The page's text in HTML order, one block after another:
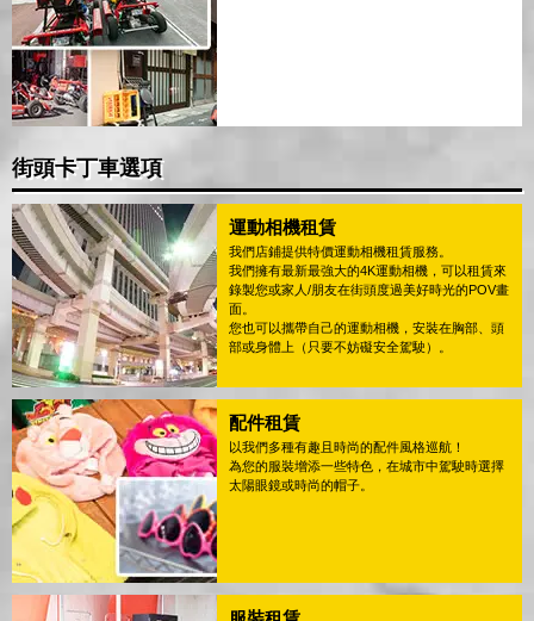
街頭卡丁車選項
運動相機租賃
我們店鋪提供特價運動相機租賃服務。
我們擁有最新最強大的4K運動相機，可以租賃來
錄製您或家人/朋友在街頭度過美好時光的POV畫
面。
您也可以攜帶自己的運動相機，安裝在胸部、頭
部或身體上（只要不妨礙安全駕駛）。
配件租賃
以我們多種有趣且時尚的配件風格巡航！
為您的服裝增添一些特色，在城市中駕駛時選擇
太陽眼鏡或時尚的帽子。